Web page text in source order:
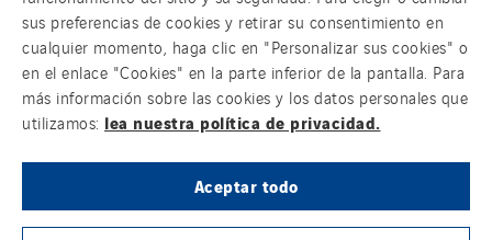
Sistema Interno de Información
Cookies
Sitemap
Alerta de fraude
Cegelec Projets Hydrogène
Cegelec Rennes Projets
Cegelec Reunion Ascenseurs
Cegelec STM
Cegelec Tours Electricité
Cegelec Valenciennes Tertiaire
sus preferencias de cookies y retirar su consentimiento en
cualquier momento, haga clic en "Personalizar sus cookies" o
en el enlace "Cookies" en la parte inferior de la pantalla. Para
más información sobre las cookies y los datos personales que
utilizamos: lea nuestra política de privacidad.
Aceptar todo